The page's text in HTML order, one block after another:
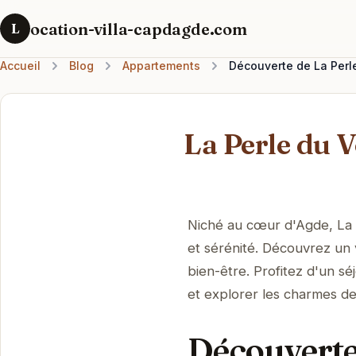
L ocation-villa-capdagde.com
Accueil Blog Appartements Découverte de La
La Perle du
Niché au cœur d'Agde,
et sérénité. Découvrez
bien-être. Profitez d'un
et explorer les charmes